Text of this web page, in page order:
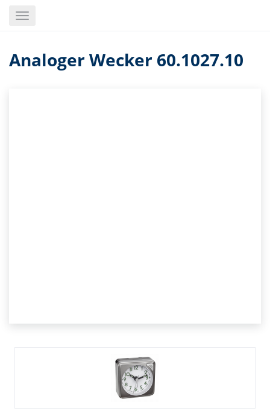
Toggle
Analoger Wecker 60.1027.10